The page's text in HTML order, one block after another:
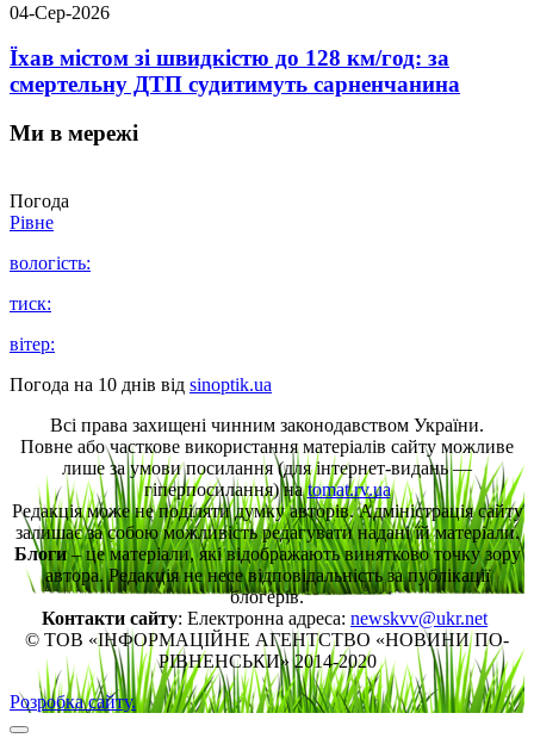
04-Сер-2026
Їхав містом зі швидкістю до 128 км/год: за
смертельну ДТП судитимуть сарненчанина
Ми в мережі
Погода
Рівне
вологість:
тиск:
вітер:
Погода на 10 днів від sinoptik.ua
Всі права захищені чинним законодавством України.
Повне або часткове використання матеріалів сайту можливе
лише за умови посилання (для інтернет-видань —
гіперпосилання) наtomat.rv.ua
Редакція може не поділяти думку авторів. Адміністрація сайту
залишає за собою можливість редагувати надані їй матеріали.
Блоги– це матеріали, які відображають винятково точку зору
автора. Редакція не несе відповідальність за публікації
блогерів.
Контакти сайту: Електронна адреса: newskvv@ukr.net
© ТОВ «ІНФОРМАЦІЙНЕ АГЕНТСТВО «НОВИНИ ПО-
РІВНЕНСЬКИ» 2014-2020
Розробка сайту.